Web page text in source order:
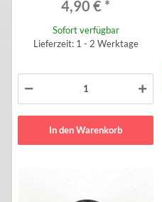
4,90 € *
Sofort verfügbar
Lieferzeit: 1 - 2 Werktage
In den Warenkorb